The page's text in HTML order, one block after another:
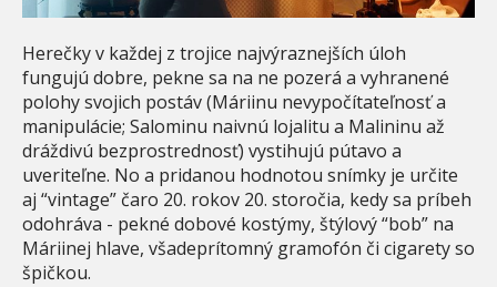
Herečky v každej z trojice najvýraznejších úloh
fungujú dobre, pekne sa na ne pozerá a vyhranené
polohy svojich postáv (Máriinu nevypočítateľnosť a
manipulácie; Salominu naivnú lojalitu a Malininu až
dráždivú bezprostrednosť) vystihujú pútavo a
uveriteľne. No a pridanou hodnotou snímky je určite
aj “vintage” čaro 20. rokov 20. storočia, kedy sa príbeh
odohráva - pekné dobové kostýmy, štýlový “bob” na
Máriinej hlave, všadeprítomný gramofón či cigarety so
špičkou.